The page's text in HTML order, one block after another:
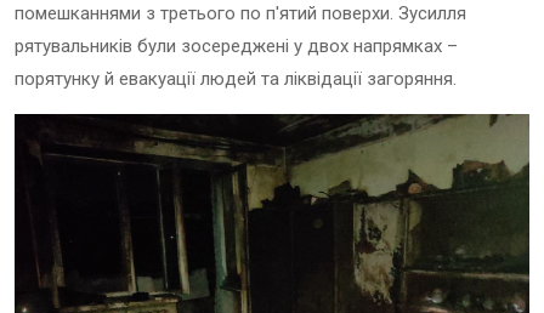
помешканнями з третього по п'ятий поверхи. Зусилля
рятувальників були зосереджені у двох напрямках –
порятунку й евакуації людей та ліквідації загоряння.